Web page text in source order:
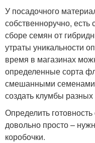
У посадочного
собственноручно, есть
сборе семян от
утраты уникальности
время в магазинах
определенные сорта
смешанными семенами
создать клумбы разных
Определить
довольно просто –
коробочки.